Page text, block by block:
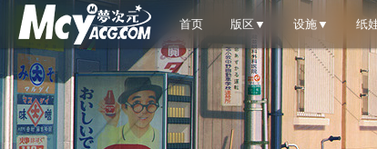
首页 版区▼ 设施▼ 纸